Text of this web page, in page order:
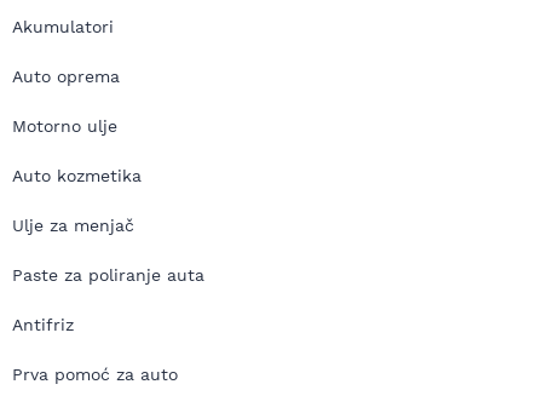
Akumulatori
Auto oprema
Motorno ulje
Auto kozmetika
Ulje za menjač
Paste za poliranje auta
Antifriz
Prva pomoć za auto